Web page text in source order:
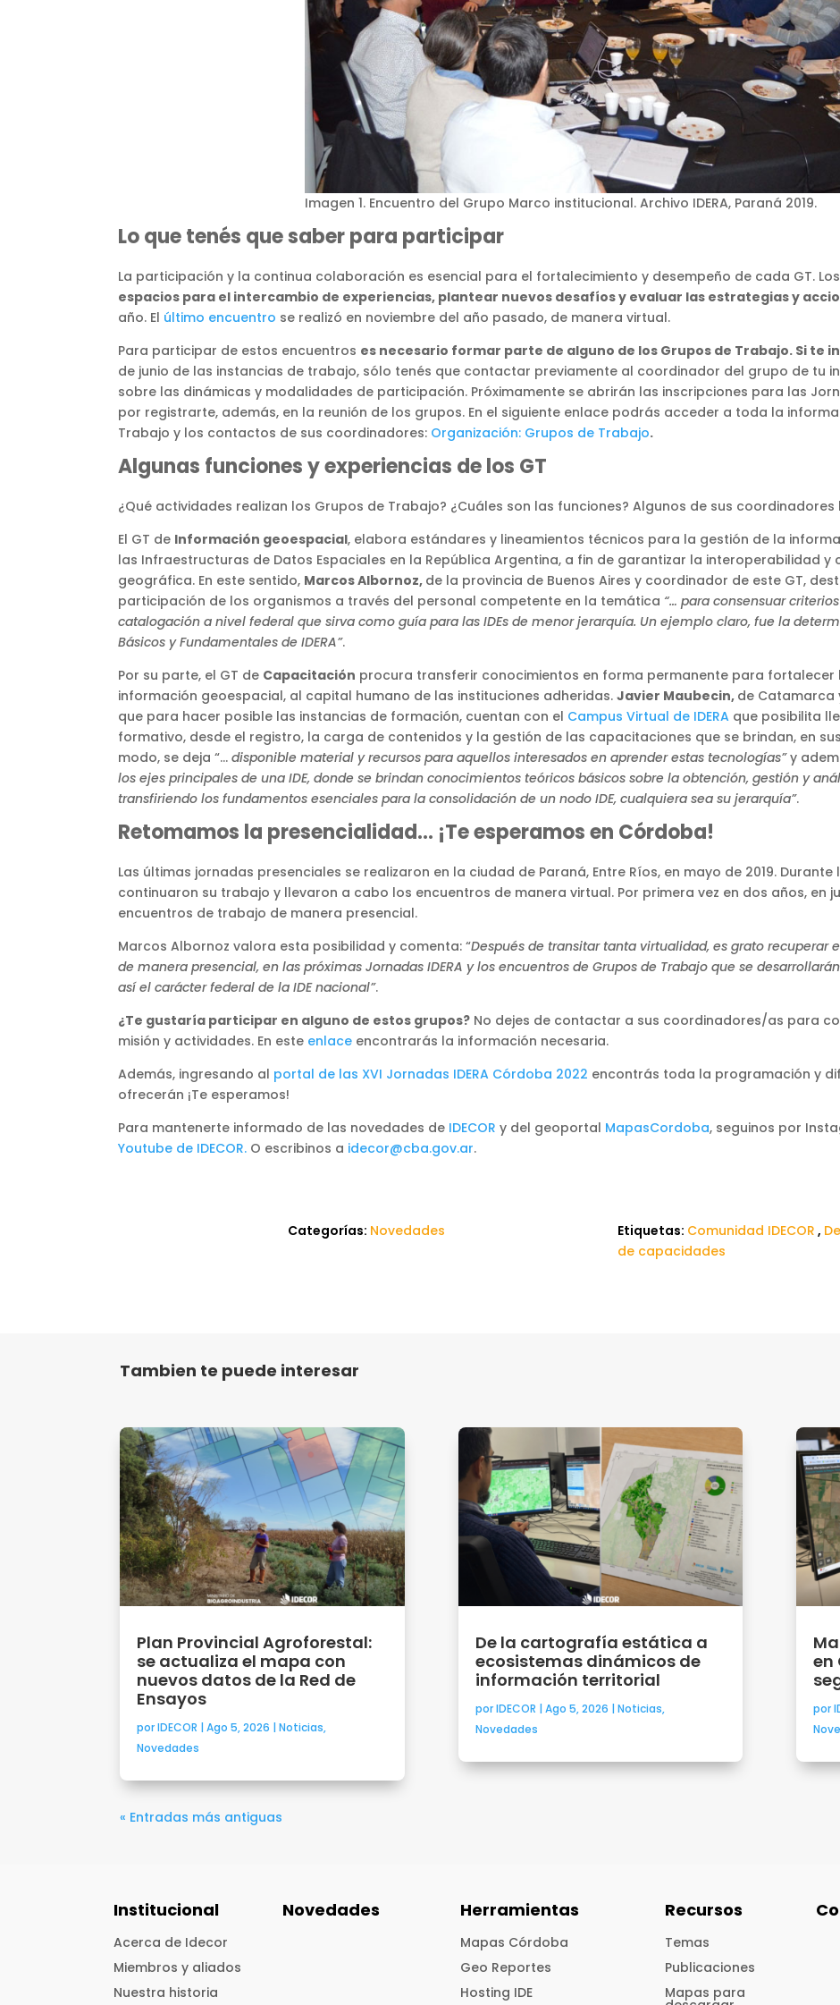
Imagen 1. Encuentro del Grupo Marco institucional. Archivo IDERA, Paraná 2019.
Lo que tenés que saber para participar
La participación y la continua colaboración es esencial para el fortalecimiento y desempeño de cada GT.
espacios para el intercambio de experiencias, plantear nuevos desafíos y evaluar las estrategias y
año. El último encuentro se realizó en noviembre del año pasado, de manera virtual.
Para participar de estos encuentros es necesario formar parte de alguno de los Grupos de Trabajo. Si te
de junio de las instancias de trabajo, sólo tenés que contactar previamente al coordinador del grupo de tu
sobre las dinámicas y modalidades de participación. Próximamente se abrirán las inscripciones para las
por registrarte, además, en la reunión de los grupos. En el siguiente enlace podrás acceder a toda la
Trabajo y los contactos de sus coordinadores: Organización: Grupos de Trabajo.
Algunas funciones y experiencias de los GT
¿Qué actividades realizan los Grupos de Trabajo? ¿Cuáles son las funciones? Algunos de sus
El GT de Información geoespacial, elabora estándares y lineamientos técnicos para la gestión de la
las Infraestructuras de Datos Espaciales en la República Argentina, a fin de garantizar la interoperabilidad
geográfica. En este sentido, Marcos Albornoz, de la provincia de Buenos Aires y coordinador de este GT,
participación de los organismos a través del personal competente en la temática “… para consensuar
catalogación a nivel federal que sirva como guía para las IDEs de menor jerarquía. Un ejemplo claro, fue la
Básicos y Fundamentales de IDERA”.
Por su parte, el GT de Capacitación procura transferir conocimientos en forma permanente para
información geoespacial, al capital humano de las instituciones adheridas. Javier Maubecin, de Catamarca
que para hacer posible las instancias de formación, cuentan con el Campus Virtual de IDERA que posibilita
formativo, desde el registro, la carga de contenidos y la gestión de las capacitaciones que se brindan, en
modo, se deja “… disponible material y recursos para aquellos interesados en aprender estas tecnologías”y
los ejes principales de una IDE, donde se brindan conocimientos teóricos básicos sobre la obtención, gestión y
transfiriendo los fundamentos esenciales para la consolidación de un nodo IDE, cualquiera sea su jerarquía”.
Retomamos la presencialidad… ¡Te esperamos en Córdoba!
Las últimas jornadas presenciales se realizaron en la ciudad de Paraná, Entre Ríos, en mayo de 2019. Durante
continuaron su trabajo y llevaron a cabo los encuentros de manera virtual. Por primera vez en dos años, en
encuentros de trabajo de manera presencial.
Marcos Albornoz valora esta posibilidad y comenta: “Después de transitar tanta virtualidad, es grato
de manera presencial, en las próximas Jornadas IDERA y los encuentros de Grupos de Trabajo que se
así el carácter federal de la IDE nacional”.
¿Te gustaría participar en alguno de estos grupos? No dejes de contactar a sus coordinadores/as para
misión y actividades. En este enlace encontrarás la información necesaria.
Además, ingresando al portal de las XVI Jornadas IDERA Córdoba 2022 encontrás toda la programación y
ofrecerán ¡Te esperamos!
Para mantenerte informado de las novedades de IDECOR y del geoportal MapasCordoba, seguinos por
Youtube de IDECOR. O escribinos a idecor@cba.gov.ar.
Categorías: Novedades Etiquetas: Comunidad IDECOR ,
de capacidades
Tambien te puede interesar
Plan Provincial Agroforestal:
se actualiza el mapa con
nuevos datos de la Red de
Ensayos
porIDECOR |Ago 5, 2026 |Noticias,
Novedades
De la cartografía estática a
ecosistemas dinámicos de
información territorial
porIDECOR | Ago 5, 2026 | Noticias,
Novedades
en
por
« Entradas más antiguas
Institucional
Acerca de Idecor
Miembros y aliados
Nuestra historia
Novedades Herramientas
Mapas Córdoba
Geo Reportes
Hosting IDE
Recursos
Temas
Publicaciones
Mapas para